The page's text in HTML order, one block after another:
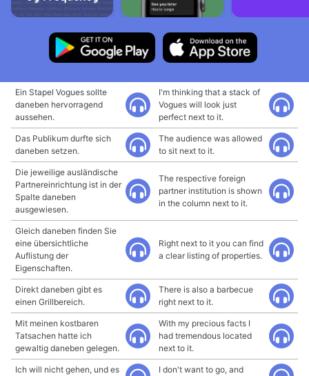
Ein Stapel Vogues sollte
daneben hervorragend
aussehen.
I'm thinking that a stack of
Vogues will look just
perfect next to it.
Das Publikum durfte sich
daneben setzen.
The audience was allowed
to sit next to it.
Die jeweilige ausländische
Partnereinrichtung ist in der
Spalte daneben
ausgewiesen.
The respective foreign
partner institution is shown
in the column next to it.
Gleich daneben finden Sie
eine übersichtliche
Auflistung der
Eigenschaften.
Right next to it you can find
a clear listing of properties.
Direkt daneben gibt es
einen Grillbereich.
There is also a barbecue
right next to it.
Mit meinen kostbaren
Tatsachen hatte ich
gewaltig daneben gelegen.
With my precious facts I
had tremendous located
next to it.
Ich will nicht gehen, und es
I don't want to go, and